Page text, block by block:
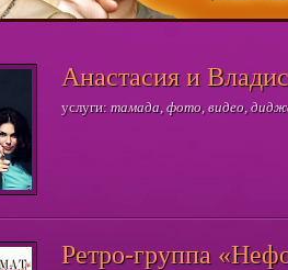
Анастасия и
услуги: тамада, фото, видео,
Ретро-группа